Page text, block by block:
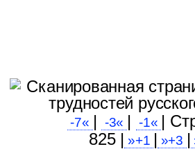
-7« | -3« | -1« |
825 | »+1 | »+3 |